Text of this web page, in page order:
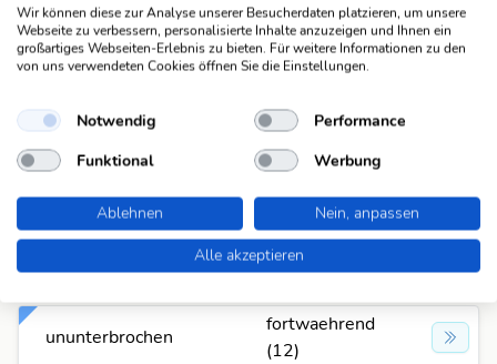
ständig
fortwaehrend
(12)
stetig
(12)
fortwaehrend
(12)
fortwaehrend
(12)
ununterbrochen
fortwaehrend
(12)
Wir können diese zur Analyse unserer Besucherdaten platzieren, um unsere
Webseite zu verbessern, personalisierte Inhalte anzuzeigen und Ihnen ein
großartiges Webseiten-Erlebnis zu bieten. Für weitere Informationen zu den
von uns verwendeten Cookies öffnen Sie die Einstellungen.
Notwendig
Performance
Funktional
Werbung
Ablehnen
Nein, anpassen
Alle akzeptieren